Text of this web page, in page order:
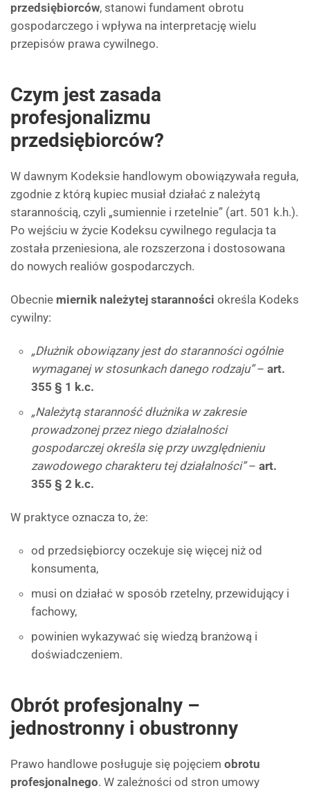
przedsiębiorców, stanowi fundament obrotu
gospodarczego i wpływa na interpretację wielu
przepisów prawa cywilnego.
Czym jest zasada
profesjonalizmu
przedsiębiorców?
W dawnym Kodeksie handlowym obowiązywała reguła,
zgodnie z którą kupiec musiał działać z należytą
starannością, czyli „sumiennie i rzetelnie” (art. 501 k.h.).
Po wejściu w życie Kodeksu cywilnego regulacja ta
została przeniesiona, ale rozszerzona i dostosowana
do nowych realiów gospodarczych.
Obecnie miernik należytej staranności określa Kodeks
cywilny:
„Dłużnik obowiązany jest do staranności ogólnie
wymaganej w stosunkach danego rodzaju”– art.
355 § 1 k.c.
„Należytą staranność dłużnika w zakresie
prowadzonej przez niego działalności
gospodarczej określa się przy uwzględnieniu
zawodowego charakteru tej działalności”– art.
355 § 2 k.c.
W praktyce oznacza to, że:
od przedsiębiorcy oczekuje się więcej niż od
konsumenta,
musi on działać w sposób rzetelny, przewidujący i
fachowy,
powinien wykazywać się wiedzą branżową i
doświadczeniem.
Obrót profesjonalny –
jednostronny i obustronny
Prawo handlowe posługuje się pojęciem obrotu
profesjonalnego. W zależności od stron umowy